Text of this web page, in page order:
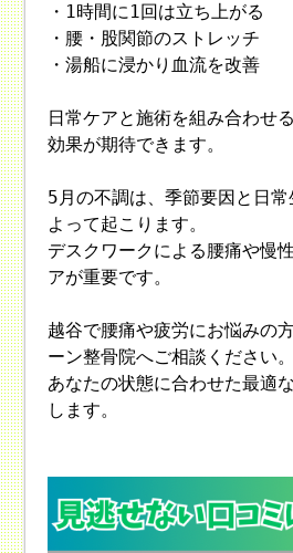
・1時間に1回は立ち上がる
・腰・股関節のストレッチ
・湯船に浸かり血流を改善
日常ケアと施術を組み合わせ
効果が期待できます。
5月の不調は、季節要因と日
よって起こります。
デスクワークによる腰痛や慢
アが重要です。
越谷で腰痛や疲労にお悩みの
ーン整骨院へご相談ください。
あなたの状態に合わせた最適
します。